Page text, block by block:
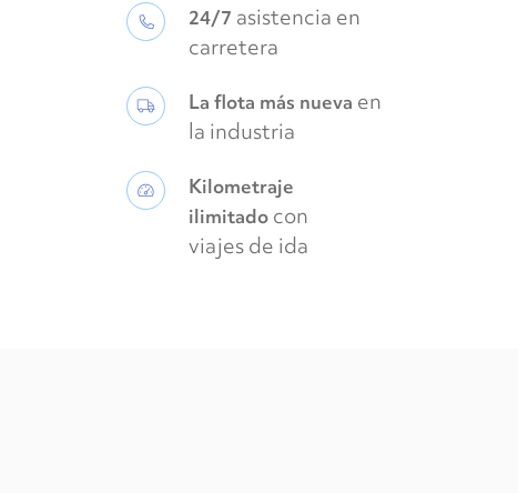
24/7 asistencia en
carretera
La flota más nueva en
la industria
Kilometraje
ilimitado con
viajes de ida